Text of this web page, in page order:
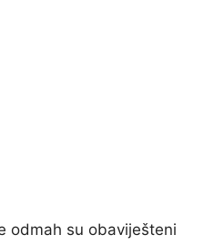
odmah su obaviješteni